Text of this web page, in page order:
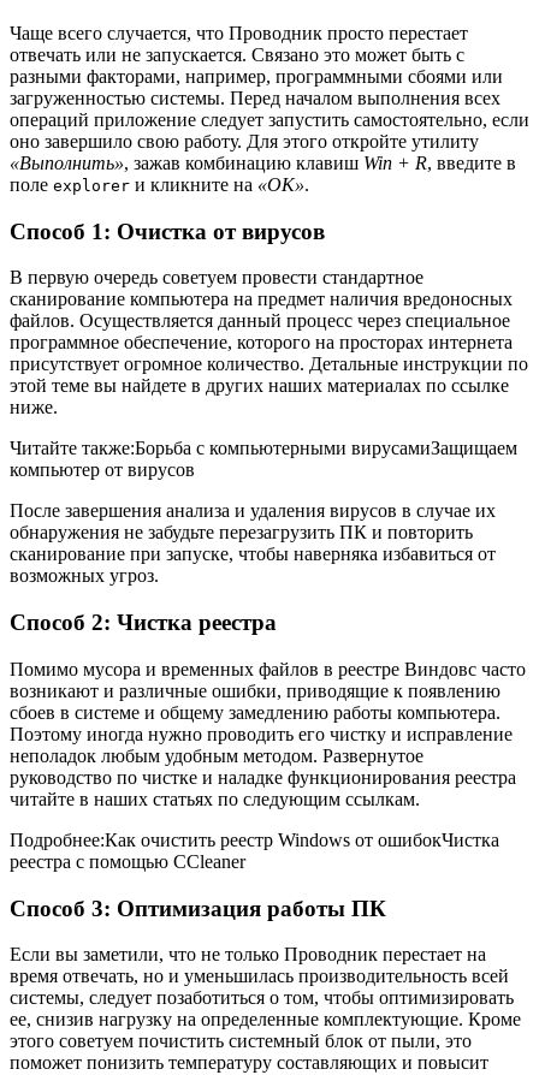
Чаще всего случается, что Проводник просто перестает
отвечать или не запускается. Связано это может быть с
разными факторами, например, программными сбоями или
загруженностью системы. Перед началом выполнения всех
операций приложение следует запустить самостоятельно, если
оно завершило свою работу. Для этого откройте утилиту
«Выполнить», зажав комбинацию клавиш Win + R, введите в
поле explorer и кликните на «ОК».
Способ 1: Очистка от вирусов
В первую очередь советуем провести стандартное
сканирование компьютера на предмет наличия вредоносных
файлов. Осуществляется данный процесс через специальное
программное обеспечение, которого на просторах интернета
присутствует огромное количество. Детальные инструкции по
этой теме вы найдете в других наших материалах по ссылке
ниже.
Читайте также:Борьба с компьютерными вирусамиЗащищаем
компьютер от вирусов
После завершения анализа и удаления вирусов в случае их
обнаружения не забудьте перезагрузить ПК и повторить
сканирование при запуске, чтобы наверняка избавиться от
возможных угроз.
Способ 2: Чистка реестра
Помимо мусора и временных файлов в реестре Виндовс часто
возникают и различные ошибки, приводящие к появлению
сбоев в системе и общему замедлению работы компьютера.
Поэтому иногда нужно проводить его чистку и исправление
неполадок любым удобным методом. Развернутое
руководство по чистке и наладке функционирования реестра
читайте в наших статьях по следующим ссылкам.
Подробнее:Как очистить реестр Windows от ошибокЧистка
реестра с помощью CCleaner
Способ 3: Оптимизация работы ПК
Если вы заметили, что не только Проводник перестает на
время отвечать, но и уменьшилась производительность всей
системы, следует позаботиться о том, чтобы оптимизировать
ее, снизив нагрузку на определенные комплектующие. Кроме
этого советуем почистить системный блок от пыли, это
поможет понизить температуру составляющих и повысит